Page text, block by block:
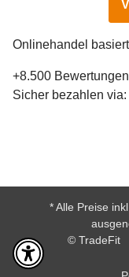
Onlinehandel
+8.500
Sicher bezahlen via:
* Alle Preise
© TradeFit